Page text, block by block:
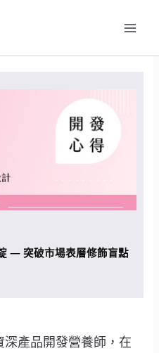
— 突破市場表層修飾盲點
深產品開發營養師，在